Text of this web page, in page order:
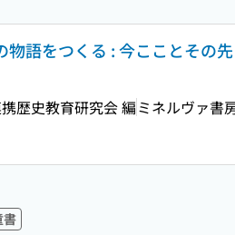
物語をつくる : 今こことその先
歴史教育研究会 編ミネルヴァ書
書